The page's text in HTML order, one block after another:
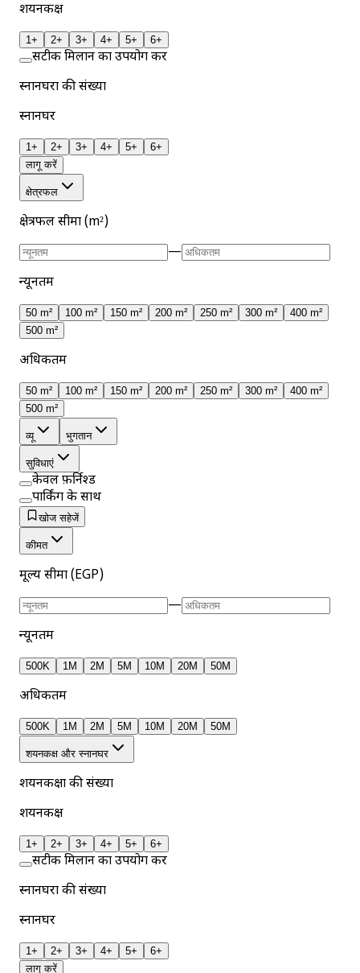
शयनकक्ष
1+ 2+ 3+ 4+ 5+ 6+
सटीक मिलान का उपयोग करें
स्नानघरों की संख्या
स्नानघर
1+ 2+ 3+ 4+ 5+
6+
लागू करें
क्षेत्रफल
क्षेत्रफल सीमा (m²)
—
न्यूनतम
50 m² 100 m² 150 m² 200 m² 250 m² 300 m²
400 m²
500 m²
अधिकतम
50 m² 100 m² 150 m² 200 m² 250 m² 300 m²
400 m²
500 m²
व्यू भुगतान
सुविधाएं
केवल फ़र्निश्ड
पार्किंग के साथ
खोज सहेजें
कीमत
मूल्य सीमा (EGP)
—
न्यूनतम
500K 1M 2M 5M 10M 20M 50M
अधिकतम
500K 1M 2M 5M 10M 20M 50M
शयनकक्ष और स्नानघर
शयनकक्षों की संख्या
शयनकक्ष
1+ 2+ 3+ 4+ 5+ 6+
सटीक मिलान का उपयोग करें
स्नानघरों की संख्या
स्नानघर
1+ 2+ 3+ 4+ 5+
6+
लागू करें